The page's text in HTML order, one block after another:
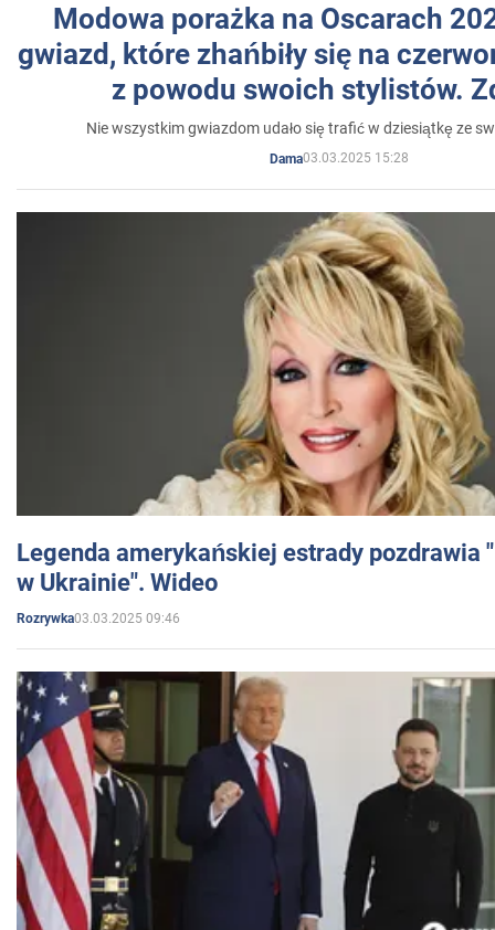
Modowa porażka na Oscarach
gwiazd, które zhańbiły się na
z powodu swoich stylistów.
Nie wszystkim gwiazdom udało się trafić w dziesiątkę ze
Dama03.03.2025 15:28
Legenda amerykańskiej estrady pozdrawia
w Ukrainie". Wideo
Rozrywka03.03.2025 09:46